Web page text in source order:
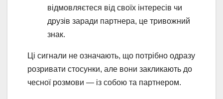
відмовляєтеся від своїх інтересів чи
друзів заради партнера, це тривожний
знак.
Ці сигнали не означають, що потрібно одразу
розривати стосунки, але вони закликають до
чесної розмови — із собою та партнером.